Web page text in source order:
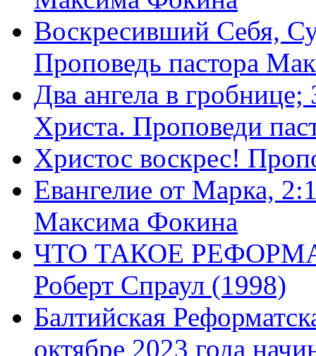
Воскресивший Себя,
Проповедь пастора
Два ангела в
Христа. Проповеди
Христос воскрес!
Евангелие от Марка,
Максима Фокина
ЧТО ТАКОЕ
Роберт Спраул (1998)
Балтийская
октябре 2023 года